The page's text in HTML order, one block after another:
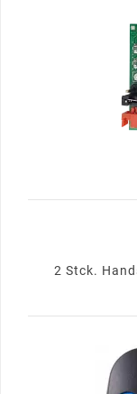
2 Stck.